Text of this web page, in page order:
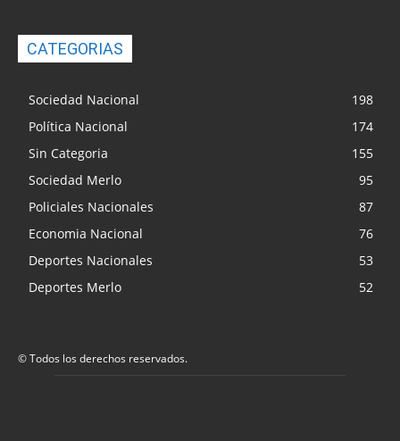
CATEGORIAS
Sociedad Nacional
198
Política Nacional
174
Sin Categoria
155
Sociedad Merlo
95
Policiales Nacionales
87
Economia Nacional
76
Deportes Nacionales
53
Deportes Merlo
52
© Todos los derechos reservados.